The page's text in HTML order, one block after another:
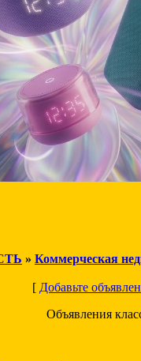
» Коммерческая
[ Добавьте
Объявления